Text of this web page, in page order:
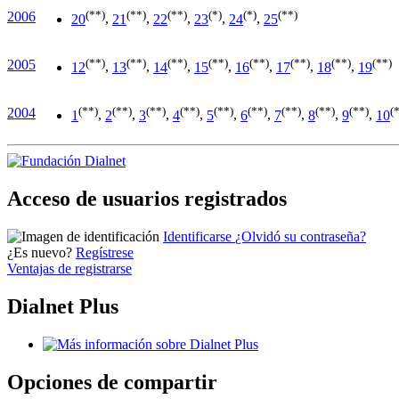
2006 20(**), 21 (**), 22(**), 23(*), 24(*), 25(**)
2005 12(**), 13(**), 14(**), 15(**), 16(**), 17(**), 18(**), 19(**)
2004 1 (**), 2(**), 3(**), 4(**), 5(**), 6(**), 7(**), 8(**), 9(**), 10
Acceso de usuarios registrados
Identificarse ¿Olvidó su contraseña?
¿Es nuevo? Regístrese
Ventajas de registrarse
Dialnet Plus
Opciones de compartir